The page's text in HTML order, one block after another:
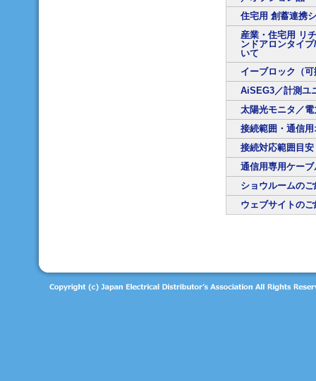
住宅用 創蓄連携
産業・住宅用 リ
ンドアロンタイ
いて
イーブロック（
AiSEG3／計測ユ
太陽光モニタ／
接続範囲・通信
接続対応範囲目安
通信用専用ケーブ
ショウルームのご
ウェブサイトのご